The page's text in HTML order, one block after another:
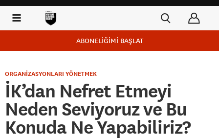
ABONELİĞİMİ BAŞLAT
ORGANİZASYONLARI YÖNETMEK
İK’dan Nefret Etmeyi
Neden Seviyoruz ve Bu
Konuda Ne Yapabiliriz?